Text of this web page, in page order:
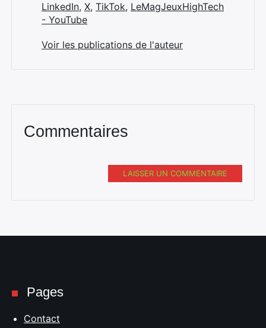
LinkedIn, X, TikTok, LeMagJeuxHighTech
- YouTube
Voir les publications de l'auteur
Commentaires
LAISSER UN COMMENTAIRE
Pages
Contact